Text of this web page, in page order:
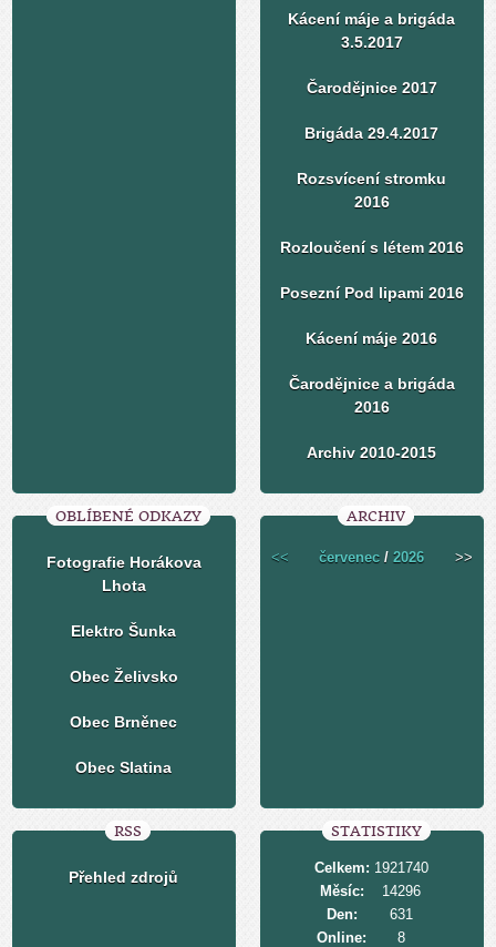
Kácení máje a brigáda
3.5.2017
Čarodějnice 2017
Brigáda 29.4.2017
Rozsvícení stromku
2016
Rozloučení s létem 2016
Posezní Pod lipami 2016
Kácení máje 2016
Čarodějnice a brigáda
2016
Archiv 2010-2015
OBLÍBENÉ ODKAZY
Fotografie Horákova
Lhota
Elektro Šunka
Obec Želivsko
Obec Brněnec
Obec Slatina
ARCHIV
<< červenec /2026 >>
RSS
Přehled zdrojů
STATISTIKY
Online: 8
Celkem: 1921740
Měsíc:
14296
Den:
631